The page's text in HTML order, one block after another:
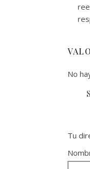
No
Tu